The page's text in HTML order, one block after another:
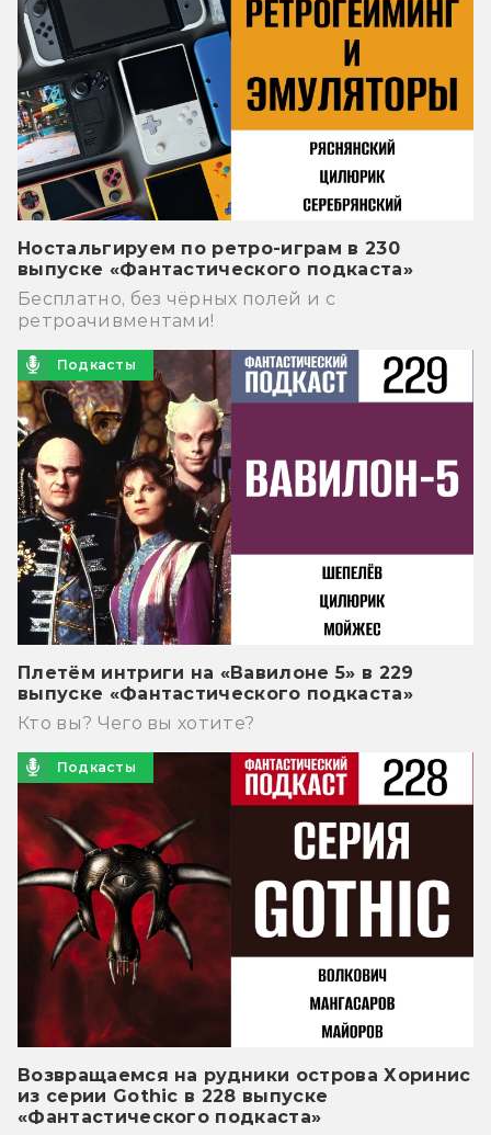
Ностальгируем по ретро-играм в 230
выпуске «Фантастического подкаста»
Бесплатно, без чёрных полей и с
ретроачивментами!
Подкасты
Плетём интриги на «Вавилоне 5» в 229
выпуске «Фантастического подкаста»
Кто вы? Чего вы хотите?
Подкасты
Возвращаемся на рудники острова Хоринис
из серии Gothic в 228 выпуске
«Фантастического подкаста»